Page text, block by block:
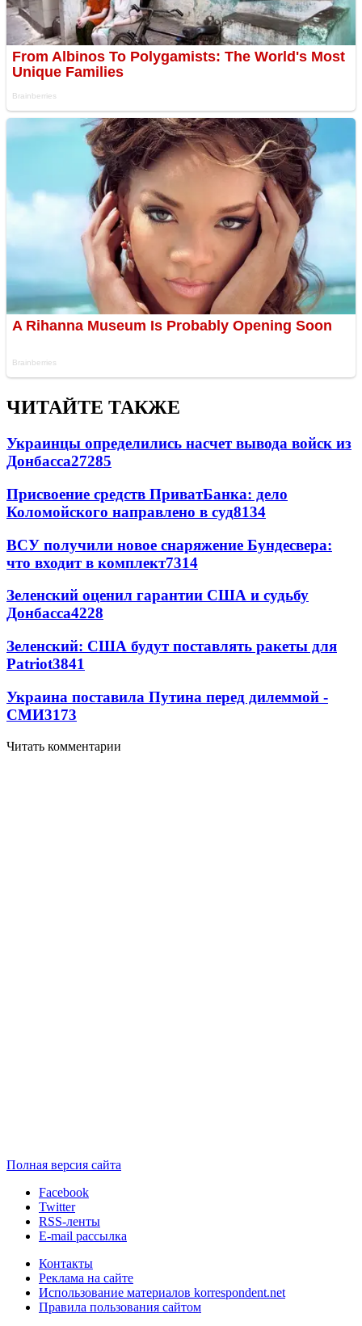
ЧИТАЙТЕ ТАКЖЕ
Украинцы определились насчет вывода войск из
Донбасса27285
Присвоение средств ПриватБанка: дело
Коломойского направлено в суд8134
ВСУ получили новое снаряжение Бундесвера:
что входит в комплект7314
Зеленский оценил гарантии США и судьбу
Донбасса4228
Зеленский: США будут поставлять ракеты для
Patriot3841
Украина поставила Путина перед дилеммой -
СМИ3173
Читать комментарии
Полная версия сайта
Facebook
Twitter
RSS-ленты
E-mail рассылка
Контакты
Реклама на сайте
Использование материалов korrespondent.net
Правила пользования сайтом